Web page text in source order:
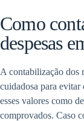
Como
despesas
A contabilização dos
cuidadosa para evitar
esses valores como
comprovados. Caso